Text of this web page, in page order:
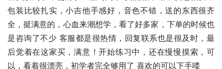
包装比较扎实，小吉他手感好，音色不错，送的东西很齐
全，挺满意的，心血来潮想学，看了好多家，下单的时候也
是咨询了不少 客服都是很热情，回复联系也是很及时，最
后觉着在这家买，满意！开始练习中，还在慢慢摸索，可
以，看着很漂亮，初学者完全够用了 喜欢的可以下手喽